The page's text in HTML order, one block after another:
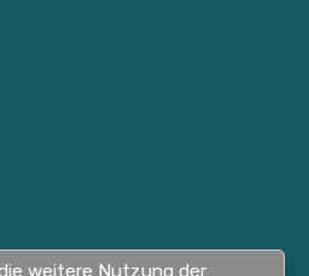
weitere Nutzung der